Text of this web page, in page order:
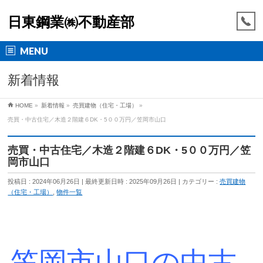
日東鋼業㈱不動産部
MENU
新着情報
HOME » 新着情報 » 売買建物（住宅・工場） »
売買・中古住宅／木造２階建６DK・5００万円／笠岡市山口
売買・中古住宅／木造２階建６DK・5００万円／笠
岡市山口
投稿日 : 2024年06月26日 最終更新日時 : 2025年09月26日 カテゴリー :売買建物
（住宅・工場）
,物件一覧